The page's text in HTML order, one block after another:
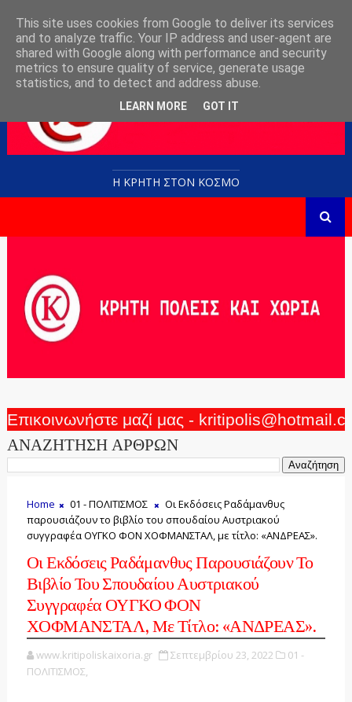
Η ΚΡΗΤΗ ΣΤΟN KOΣΜΟ
Επικοινωνήστε μαζί μας -
ΑΝΑΖΗΤΗΣΗ ΑΡΘΡΩΝ
Home 01 - ΠΟΛΙΤΙΣΜΟΣ
Οι Εκδόσεις Ραδάμανθυς
παρουσιάζουν το βιβλίο του σπουδαίου Αυστριακού
συγγραφέα ΟΥΓΚΟ ΦΟΝ ΧΟΦΜΑΝΣΤΑΛ, με τίτλο: «ΑΝΔΡΕΑΣ».
Οι Εκδόσεις Ραδάμανθυς Παρουσιάζουν Το
Βιβλίο Του Σπουδαίου Αυστριακού
Συγγραφέα ΟΥΓΚΟ ΦΟΝ
ΧΟΦΜΑΝΣΤΑΛ, Με Τίτλο: «ΑΝΔΡΕΑΣ».
www.kritipoliskaixoria.gr Σεπτεμβρίου 23, 2022
01 -
ΠΟΛΙΤΙΣΜΟΣ,
This site uses cookies from Google to deliver its services
and to analyze traffic. Your IP address and user-agent are
shared with Google along with performance and security
metrics to ensure quality of service, generate usage
statistics, and to detect and address abuse.
LEARN MORE GOT IT